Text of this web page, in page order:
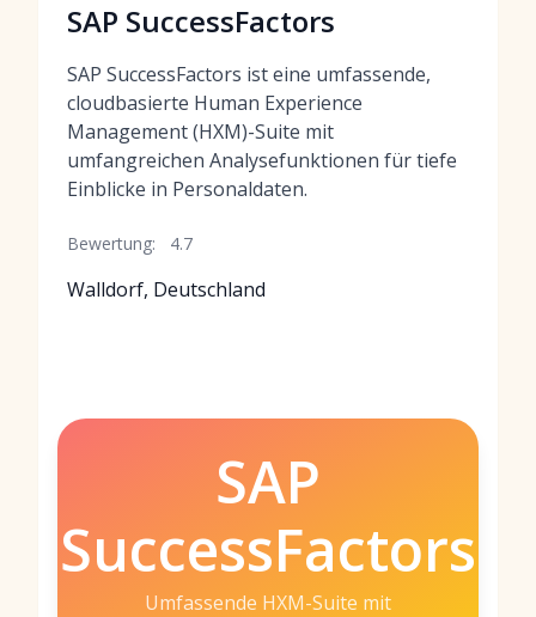
SAP SuccessFactors
SAP SuccessFactors ist eine umfassende,
cloudbasierte Human Experience
Management (HXM)-Suite mit
umfangreichen Analysefunktionen für tiefe
Einblicke in Personaldaten.
Bewertung: 4.7
Walldorf, Deutschland
SAP
SuccessFactors
Umfassende HXM-Suite mit